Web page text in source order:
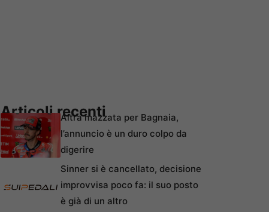
Articoli recentiAltra mazzata per Bagnaia,
l’annuncio è un duro colpo da
digerire
Sinner si è cancellato, decisione
improvvisa poco fa: il suo posto
è già di un altro